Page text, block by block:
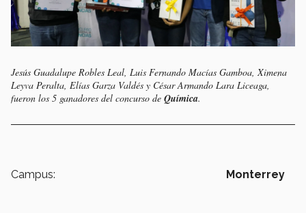
Jesús Guadalupe Robles Leal, Luis Fernando Macías Gamboa, Ximena
Leyva Peralta, Elías Garza Valdés y César Armando Lara Liceaga,
fueron los 5 ganadores del concurso de Química.
Campus: Monterrey